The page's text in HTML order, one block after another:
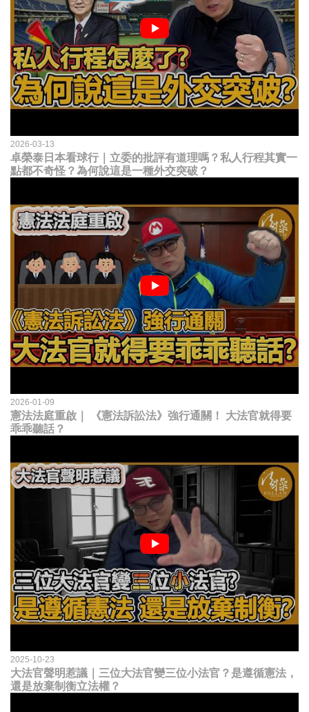
2026-03-13
卓榮泰日本看球行｜立委的批評有道理嗎？私人行程其實一
點都不奇怪？為何說這是一種外交突破？
2026-01-09
憲法法庭重啟｜ 《憲法訴訟法》強行通關！ 大法官就得要
乖乖聽話？
2025-10-23
大法官聲明惹議｜三位大法官變三位小法官？是遵循憲法，
還是放棄制衡立法權？